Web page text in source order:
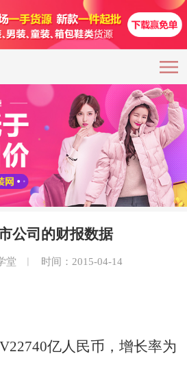
公司的财报数据
堂 ︱ 时间：2015-04-14
亿人民币，增长率为